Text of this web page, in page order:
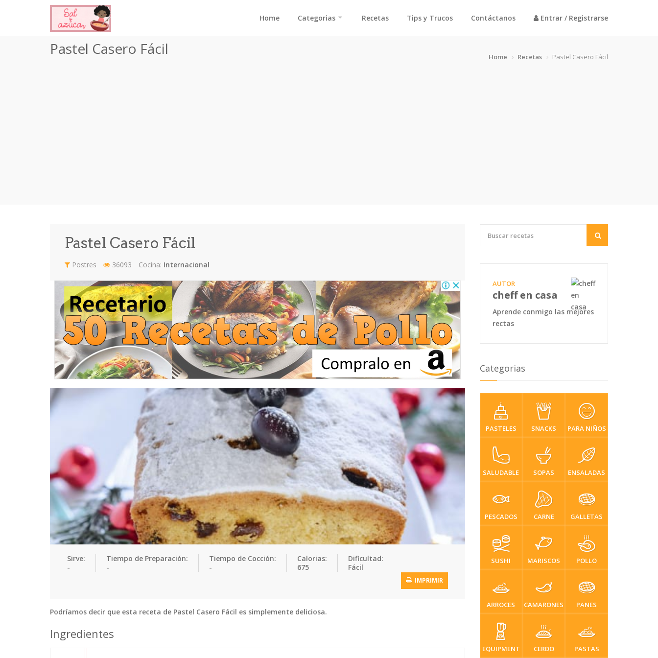
Home Categorias Recetas Tips y Trucos Contáctanos Entrar / Registrarse
Pastel Casero Fácil Home Recetas Pastel Casero Fácil
Pastel Casero Fácil
Postres 36093 Cocina: Internacional
Sirve:
-
Tiempo de Preparación:
-
Tiempo de Cocción:
-
Calorias:
675
Dificultad:
Fácil
IMPRIMIR
Podríamos decir que esta receta de Pastel Casero Fácil es simplemente deliciosa.
Ingredientes
AUTOR
cheff en casa
Aprende conmigo las mejores
rectas
Categorias
PASTELES SNACKS PARA NIÑOS
SALUDABLE SOPAS ENSALADAS
PESCADOS CARNE GALLETAS
SUSHI MARISCOS POLLO
ARROCES CAMARONES PANES
EQUIPMENT CERDO PASTAS